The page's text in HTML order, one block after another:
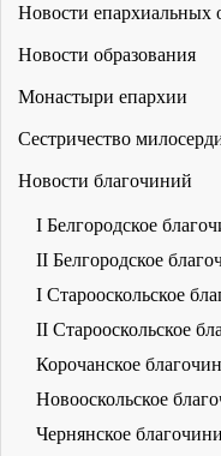
Новости епархиальных
Новости образования
Монастыри епархии
Сестричество
Новости благочиний
I Белгородское
II Белгородское
I Старооскольское
II Старооскольское
Корочанское
Новооскольское
Чернянское